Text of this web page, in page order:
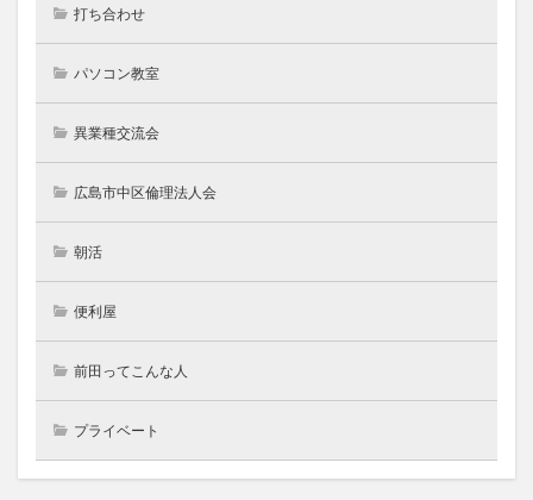
打ち合わせ
パソコン教室
異業種交流会
広島市中区倫理法人会
朝活
便利屋
前田ってこんな人
プライベート